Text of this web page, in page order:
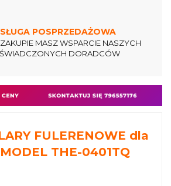
POSPRZEDAŻOWA
MASZ WSPARCIE NASZYCH
DORADCÓW
FULERENOWE dla
THE-0401TQ